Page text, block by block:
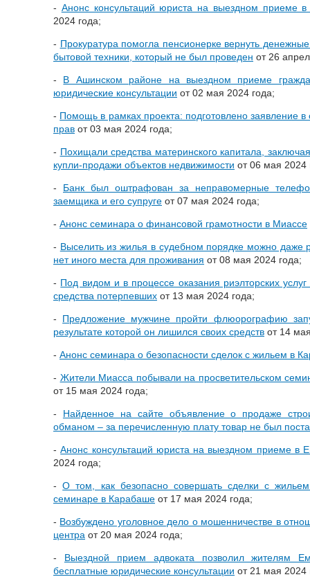
- Анонс консультаций юриста на выездном приеме
2024 года;
- Прокуратура помогла пенсионерке вернуть
бытовой техники, который не был проведен от 26
- В Ашинском районе на выездном приеме
юридические консультации от 02 мая 2024 года;
- Помощь в рамках проекта: подготовлено заявление в
прав от 03 мая 2024 года;
- Похищали средства материнского капитала,
купли-продажи объектов недвижимости от 06 мая 2024
- Банк был оштрафован за неправомерные
заемщика и его супруге от 07 мая 2024 года;
- Анонс семинара о финансовой грамотности в Миассе
- Выселить из жилья в судебном порядке можно даже
нет иного места для проживания от 08 мая 2024 года;
- Под видом и в процессе оказания риэлторских
средства потерпевших от 13 мая 2024 года;
- Предложение мужчине пройти флюорографию
результате которой он лишился своих средств от 14
- Анонс семинара о безопасности сделок с жильем в
- Жители Миасса побывали на просветительском
от 15 мая 2024 года;
- Найденное на сайте объявление о продаже
обманом – за перечисленную плату товар не был
-Анонс консультаций юриста на выездном приеме в
2024 года;
-О том, как безопасно совершать сделки с
семинаре в Карабаше от 17 мая 2024 года;
- Возбуждено уголовное дело о мошенничестве в
центра от 20 мая 2024 года;
- Выездной прием адвоката позволил жителям
бесплатные юридические консультации от 21 мая 2024